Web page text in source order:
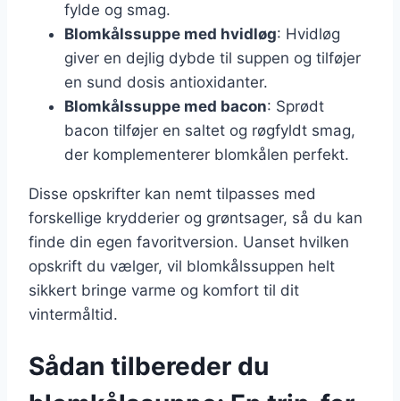
fylde og smag.
Blomkålssuppe med hvidløg: Hvidløg
giver en dejlig dybde til suppen og tilføjer
en sund dosis antioxidanter.
Blomkålssuppe med bacon: Sprødt
bacon tilføjer en saltet og røgfyldt smag,
der komplementerer blomkålen perfekt.
Disse opskrifter kan nemt tilpasses med
forskellige krydderier og grøntsager, så du kan
finde din egen favoritversion. Uanset hvilken
opskrift du vælger, vil blomkålssuppen helt
sikkert bringe varme og komfort til dit
vintermåltid.
Sådan tilbereder du